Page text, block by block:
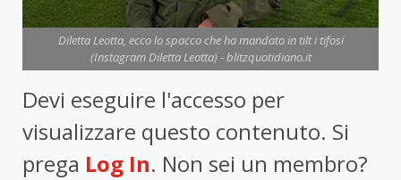
Diletta Leotta, ecco lo spacco che ha mandato in tilt i tifosi
(Instagram Diletta Leotta) - blitzquotidiano.it
Devi eseguire l'accesso per
visualizzare questo contenuto. Si
prega Log In. Non sei un membro?